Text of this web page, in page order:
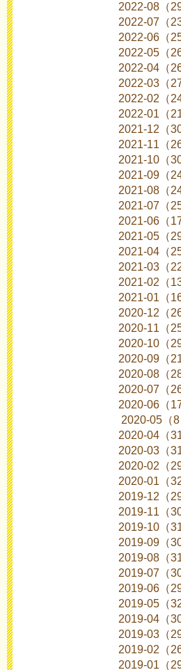
2022-08（29
2022-07（23
2022-06（25
2022-05（26
2022-04（26
2022-03（27
2022-02（24
2022-01（21
2021-12（30
2021-11（26
2021-10（30
2021-09（24
2021-08（24
2021-07（25
2021-06（17
2021-05（29
2021-04（25
2021-03（22
2021-02（13
2021-01（16
2020-12（26
2020-11（25
2020-10（29
2020-09（21
2020-08（28
2020-07（26
2020-06（17
2020-05（8
2020-04（31
2020-03（31
2020-02（29
2020-01（32
2019-12（29
2019-11（30
2019-10（31
2019-09（30
2019-08（31
2019-07（30
2019-06（29
2019-05（32
2019-04（30
2019-03（29
2019-02（26
2019-01（29